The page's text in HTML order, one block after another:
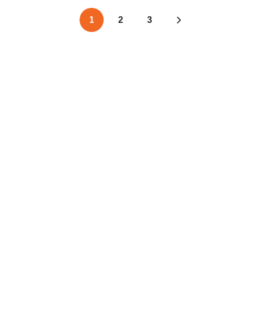
1 2 3